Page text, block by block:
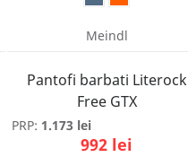
Meindl
Pantofi barbati Literock
Free GTX
PRP: 1.173 lei
992 lei